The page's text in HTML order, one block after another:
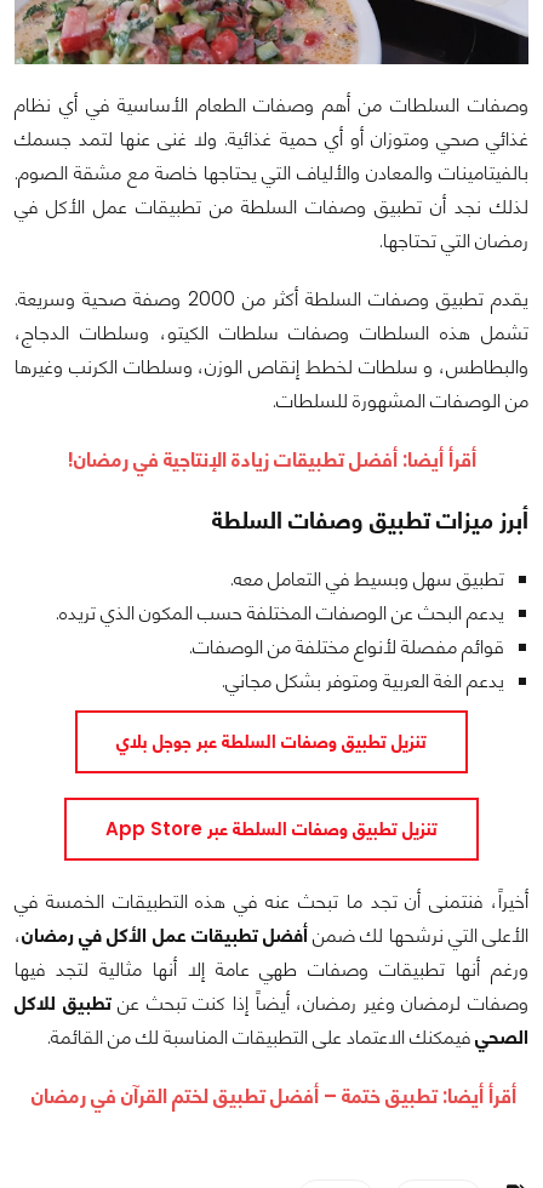
وصفات السلطات من أهم وصفات الطعام الأساسية في أي نظام
غذائي صحي ومتوزان أو أي حمية غذائية. ولا غنى عنها لتمد جسمك
بالفيتامينات والمعادن والألياف التي يحتاجها خاصة مع مشقة الصوم.
لذلك نجد أن تطبيق وصفات السلطة من تطبيقات عمل الأكل في
رمضان التي تحتاجها.
يقدم تطبيق وصفات السلطة أكثر من 2000 وصفة صحية وسريعة.
تشمل هذه السلطات وصفات سلطات الكيتو، وسلطات الدجاج،
والبطاطس، و سلطات لخطط إنقاص الوزن، وسلطات الكرنب وغيرها
من الوصفات المشهورة للسلطات.
أقرأ أيضا: أفضل تطبيقات زيادة الإنتاجية في رمضان!
أبرز ميزات تطبيق وصفات السلطة
تطبيق سهل وبسيط في التعامل معه.
يدعم البحث عن الوصفات المختلفة حسب المكون الذي تريده.
قوائم مفصلة لأنواع مختلفة من الوصفات.
يدعم الغة العربية ومتوفر بشكل مجاني.
تنزيل تطبيق وصفات السلطة عبر جوجل بلاي
تنزيل تطبيق وصفات السلطة عبر App Store
أخيراً، فنتمنى أن تجد ما تبحث عنه في هذه التطبيقات الخمسة في
الأعلى التي نرشحها لك ضمنأفضل تطبيقات عمل الأكل في رمضان،
ورغم أنها تطبيقات وصفات طهي عامة إلا أنها مثالية لتجد فيها
وصفات لرمضان وغير رمضان، أيضاً إذا كنت تبحث عنتطبيق للاكل
الصحيفيمكنك الاعتماد على التطبيقات المناسبة لك من القائمة.
أقرأ أيضا:تطبيق ختمة – أفضل تطبيق لختم القرآن في رمضان